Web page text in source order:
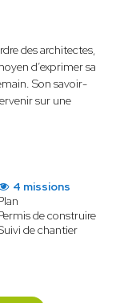
des architectes,
d’exprimer sa
Son savoir-
sur une
4 missions
de construire
de chantier